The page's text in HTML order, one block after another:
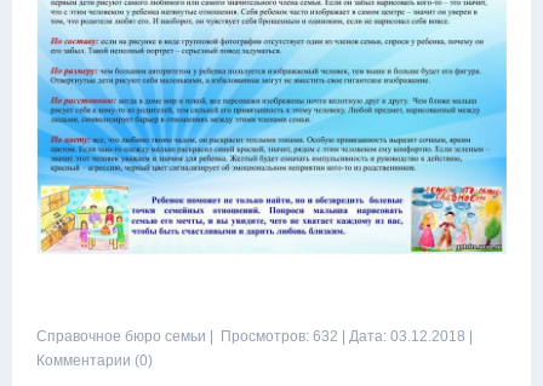
Справочное бюро семьи | Просмотров: 632 | Дата: 03.12.2018 |
Комментарии (0)